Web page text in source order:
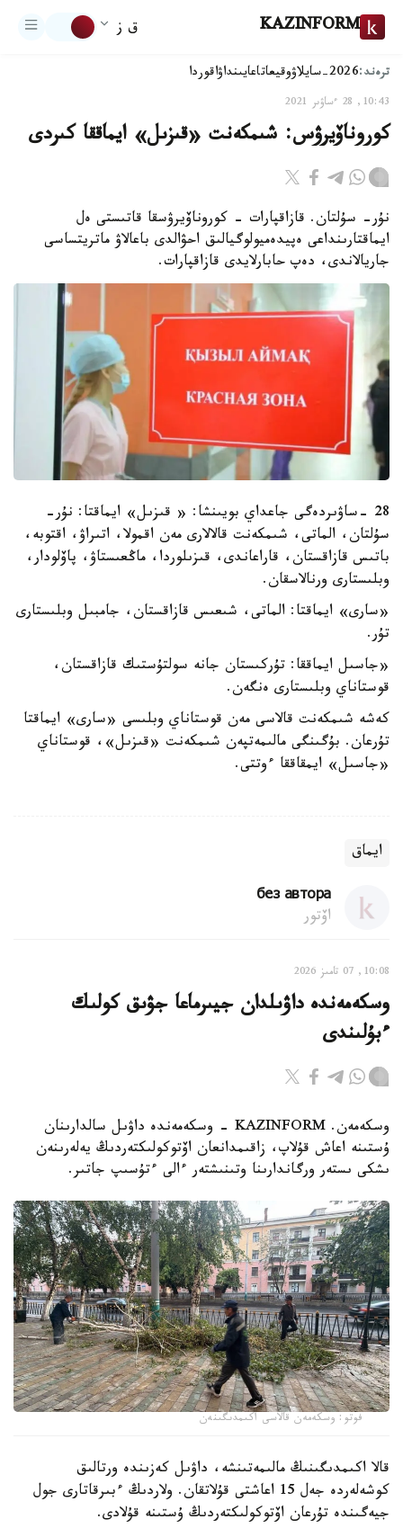
KAZINFORM ق ز
ترەند:2026-سايلاۋ وقيعاتاعايىنداۋاقوردا
10:43, 28 ءساۋىر 2021
كوروناۆيرۋس: شىمكەنت «قىزىل» ايماققا كىردى
نۇر- سۇلتان. قازاقپارات - كوروناۆيرۋسقا قاتىستى ەل
ايماقتارىنداعى ەپيدەميولوگيالىق احۋالدى باعالاۋ ماتريتساسى
جاريالاندى، دەپ حابارلايدى قازاقپارات.
28 -ساۋىردەگى جاعداي بويىنشا: « قىزىل» ايماقتا: نۇر-
سۇلتان، الماتى، شىمكەنت قالالارى مەن اقمولا، اتىراۋ، اقتوبە،
باتىس قازاقستان، قاراعاندى، قىزىلوردا، ماڭعىستاۋ، پاۆلودار،
وبلىستارى ورنالاسقان.
«سارى» ايماقتا: الماتى، شىعىس قازاقستان، جامبىل وبلىستارى
تۇر.
«جاسىل ايماققا: تۇركىستان جانە سولتۇستىك قازاقستان،
قوستاناي وبلىستارى ەنگەن.
كەشە شىمكەنت قالاسى مەن قوستاناي وبلىسى «سارى» ايماقتا
تۇرعان. بۇگىنگى مالىمەتپەن شىمكەنت «قىزىل»، قوستاناي
«جاسىل» ايمقاققا ءوتتى.
ايماق
без автора
اۆتور
10:08, 07 تامىز 2026
وسكەمەندە داۋىلدان جيىرماعا جۋىق كولىك
ءبۇلىندى
وسكەمەن. KAZINFORM - وسكەمەندە داۋىل سالدارىنان
ۇستىنە اعاش قۇلاپ، زاقىمدانعان اۆتوكولىكتەردىڭ يەلەرىنەن
ىشكى ىستەر ورگاندارىنا وتىنىشتەر ءالى ءتۇسىپ جاتىر.
فوتو: وسكەمەن قالاسى اكىمدىگىنەن
قالا اكىمدىگىنىڭ مالىمەتىنشە، داۋىل كەزىندە ورتالىق
كوشەلەردە جەل 15 اعاشتى قۇلاتقان. ولاردىڭ ءبىرقاتارى جول
جيەگىندە تۇرعان اۆتوكولىكتەردىڭ ۇستىنە قۇلادى.